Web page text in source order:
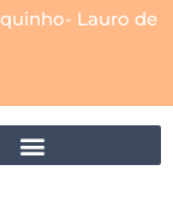
Lauro de